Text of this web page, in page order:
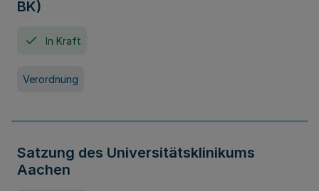
BK)
In Kraft
Verordnung
Satzung des Universitätsklinikums
Aachen